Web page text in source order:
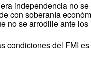
independencia no
con soberanía
no se arrodille ante
condiciones del FMI